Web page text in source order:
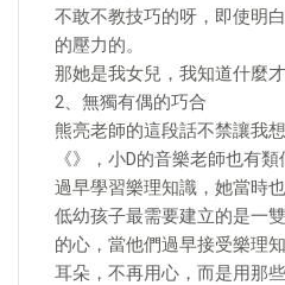
不敢不教技巧的呀，即使明
的壓力的。
那她是我女兒，我知道什麼
2、無獨有偶的巧合
熊亮老師的這段話不禁讓我
《》，小D的音樂老師也有
過早學習樂理知識，她當時
低幼孩子最需要建立的是一
的心，當他們過早接受樂理
耳朵，不再用心，而是用那